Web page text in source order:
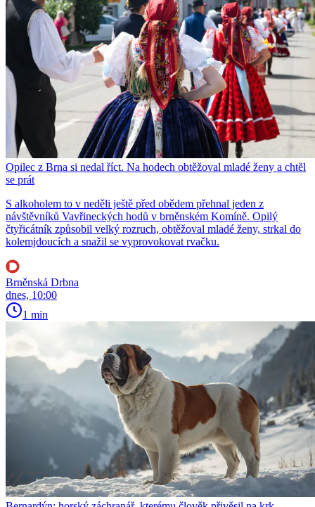
Opilec z Brna si nedal říct. Na hodech obtěžoval mladé ženy a chtěl
se prát
S alkoholem to v neděli ještě před obědem přehnal jeden z
návštěvníků Vavřineckých hodů v brněnském Komíně. Opilý
čtyřicátník způsobil velký rozruch, obtěžoval mladé ženy, strkal do
kolemjdoucích a snažil se vyprovokovat rvačku.
Brněnská Drbna
dnes, 10:00
1 min